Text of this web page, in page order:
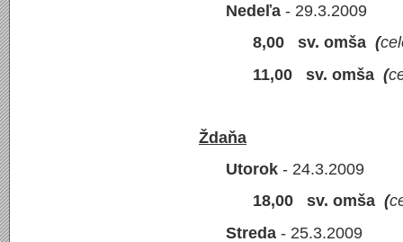
Nedeľa - 29.3.2009
8,00 sv. omša (
11,00 sv. omša (
Ždaňa
Utorok - 24.3.2009
18,00 sv. omša (
Streda - 25.3.2009